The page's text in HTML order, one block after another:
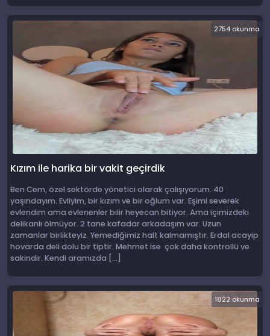
2754 okunma
Kızım ile harika bir vakit geçirdik
Ben Cem, özel sektörde yönetici olarak çalışıyorum. 40
yaşındayım. Evliyim, bir kızım ve bir oğlum var. Eşimi severek
evlendim ama evlenenler bilir heyecan bitiyor. Ama içimizdeki
delikanlı ölmüyor. 2 tane kafadar arkadaşım var. Uzun
zamanlar birlikteyiz. Yemediğimiz halt kalmamıştır. Erdal acayip
hovarda deli dolu bir tiptir. Mehmet ise çok daha kontrollü ve
sakindir. Kendi aramızda […]
1822 okunma